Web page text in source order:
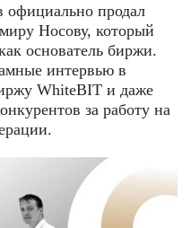
продал
Носову, который
основатель биржи.
интервью в
WhiteBIT и даже
за работу на